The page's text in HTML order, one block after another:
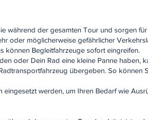
während der gesamten Tour und sorgen
oder möglicherweise gefährlicher
können Begleitfahrzeuge sofort eingreifen.
oder Dein Rad eine kleine Panne haben,
übergeben. So können
werden, um Ihren Bedarf wie